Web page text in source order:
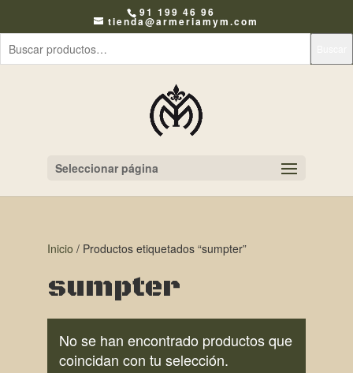
91 199 46 96
tienda@armeriamym.com
Seleccionar página
Inicio / Productos etiquetados “sumpter”
sumpter
No se han encontrado productos que
coincidan con tu selección.